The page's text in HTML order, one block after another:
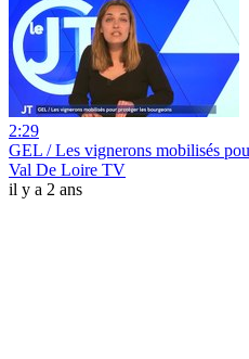
2:29
GEL / Les vignerons mobilisés
Val De Loire TV
il y a 2 ans